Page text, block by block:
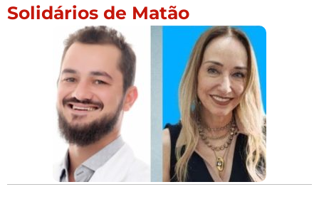
Solidários de Matão